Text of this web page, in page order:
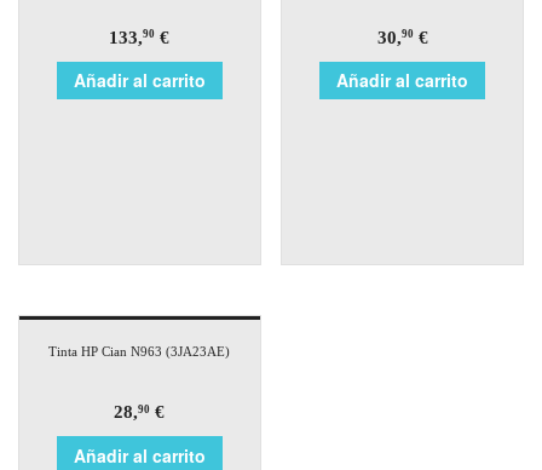
133,90 €
Añadir al carrito
30,90€
Añadir al carrito
Tinta HP Cian N963 (3JA23AE)
28,90 €
Añadir al carrito